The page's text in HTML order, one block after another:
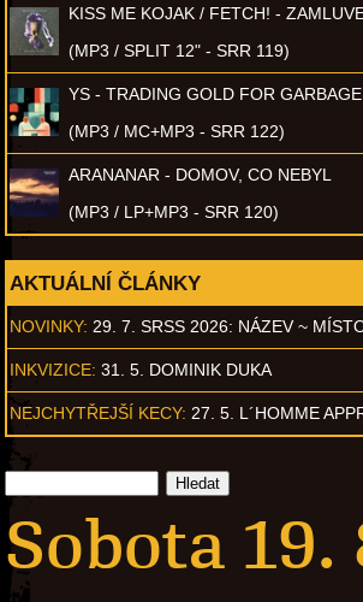
KISS ME KOJAK / FETCH! -
(MP3 / SPLIT 12" - SRR 119)
YS - TRADING GOLD FOR GARBAGE
(MP3 / MC+MP3 - SRR 122)
ARANANAR - DOMOV, CO NEBYL
(MP3 / LP+MP3 - SRR 120)
AKTUÁLNÍ ČLÁNKY
NOVINKY: 29. 7. SRSS 2026: NÁZEV ~
INKVIZICE: 31. 5. DOMINIK DUKA
NEJCHYTŘEJŠÍ KECY: 27. 5. L´HOMME
Sobota